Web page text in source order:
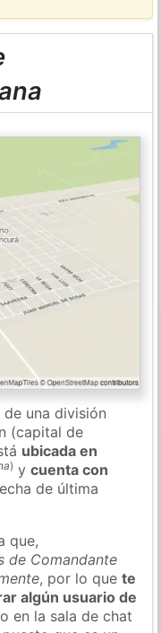
de una división
(capital de
ubicada en
) ycuenta con
de última
que,
de Comandante
, por lo quete
algún usuario de
en la sala de chat